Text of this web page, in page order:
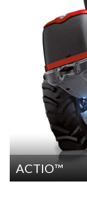
ACTIO™